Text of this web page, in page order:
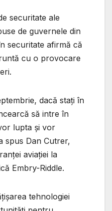
securitate ale
de guvernele din
securitate afirmă că
cu o provocare
dacă stați în
să intre în
lupta și vor
spus Dan Cutrer,
aviației la
Embry-Riddle.
tehnologiei